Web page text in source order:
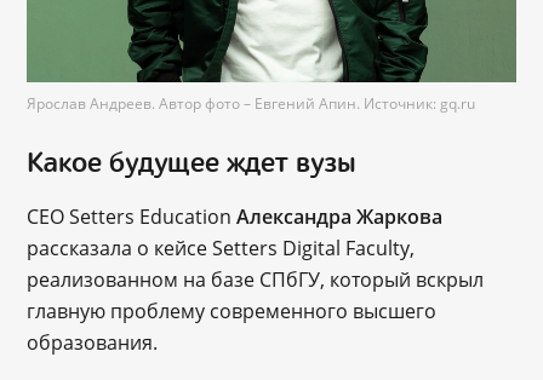
Ярослав Андреев. Автор фото – Евгений Апин. Источник: gq.ru
Какое будущее ждет вузы
CEO Setters EducationАлександра Жаркова
рассказала о кейсе Setters Digital Faculty,
реализованном на базе СПбГУ, который вскрыл
главную проблему современного высшего
образования.